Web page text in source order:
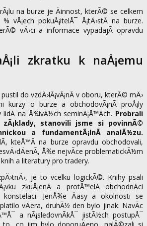
na burze je Äinnost, kterÃ© se celkem
vÅ¡ech pokuÅ¡itelÅ¯ Å¡tÄ›stÃ­ na burze.
vÄ›ci a informace vypadajÃ­ opravdu
zkratku k naÅ¡emu
do vzdÄ›lÃ¡vÃ¡nÃ­ v oboru, kterÃ© mÄ›
kurzy o burze a obchodovÃ¡nÃ­ proÅ¡ly
na Å¾ivÃ½ch seminÃ¡Å™Ã­ch. Probrali
zÃ¡klady, stanovili jsme si povinnÃ©
a fundamentÃ¡lnÃ­ analÃ½zu.
kteÅ™Ã­ na burze opravdu obchodovali,
Å¾e nejvÃ­ce problematickÃ½m
a literatury pro tradery.
je to vcelku logickÃ©. Knihy psali
zkuÅ¡enÃ­ a protÅ™elÃ­ obchodnÃ­ci
JenÅ¾e Äasy a okolnosti se
platilo vÄera, druhÃ½ den bylo jinak. NavÃ­c
a nÃ¡sledovnÃ­kÅ¯ jistÃ½ch postupÅ¯